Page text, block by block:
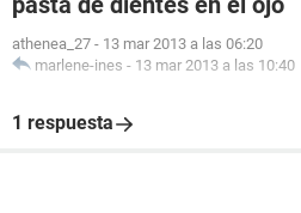
athenea_27 - 13 mar 2013 a las 06:20
marlene-ines - 13 mar 2013 a las 10:40
1 respuesta